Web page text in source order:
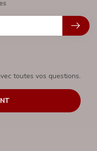
toutes vos questions.